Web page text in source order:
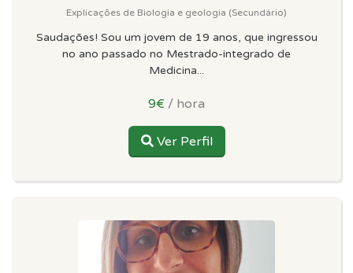
Explicações de Biologia e geologia (Secundário)
Saudações! Sou um jovem de 19 anos, que ingressou
no ano passado no Mestrado-integrado de
Medicina...
9€ / hora
Ver Perfil